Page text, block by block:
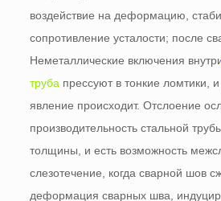
воздействие на деформацию,
сопротивление усталости; после
Неметаллические включения
труба прессуют в тонкие ломтики,
явление происходит. Отслоение
производительность стальной
толщины, и есть возможность
слезотечение, когда сварной шов
деформация сварных шва,